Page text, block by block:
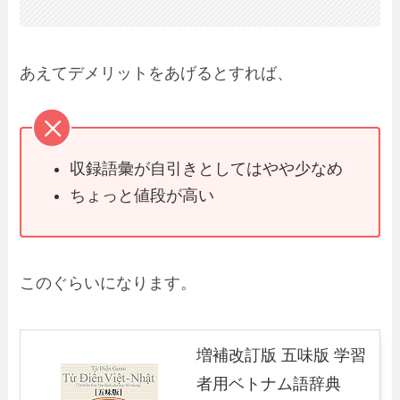
あえてデメリットをあげるとすれば、
収録語彙が自引きとしてはやや少なめ
ちょっと値段が高い
このぐらいになります。
増補改訂版 五味版 学習
者用ベトナム語辞典